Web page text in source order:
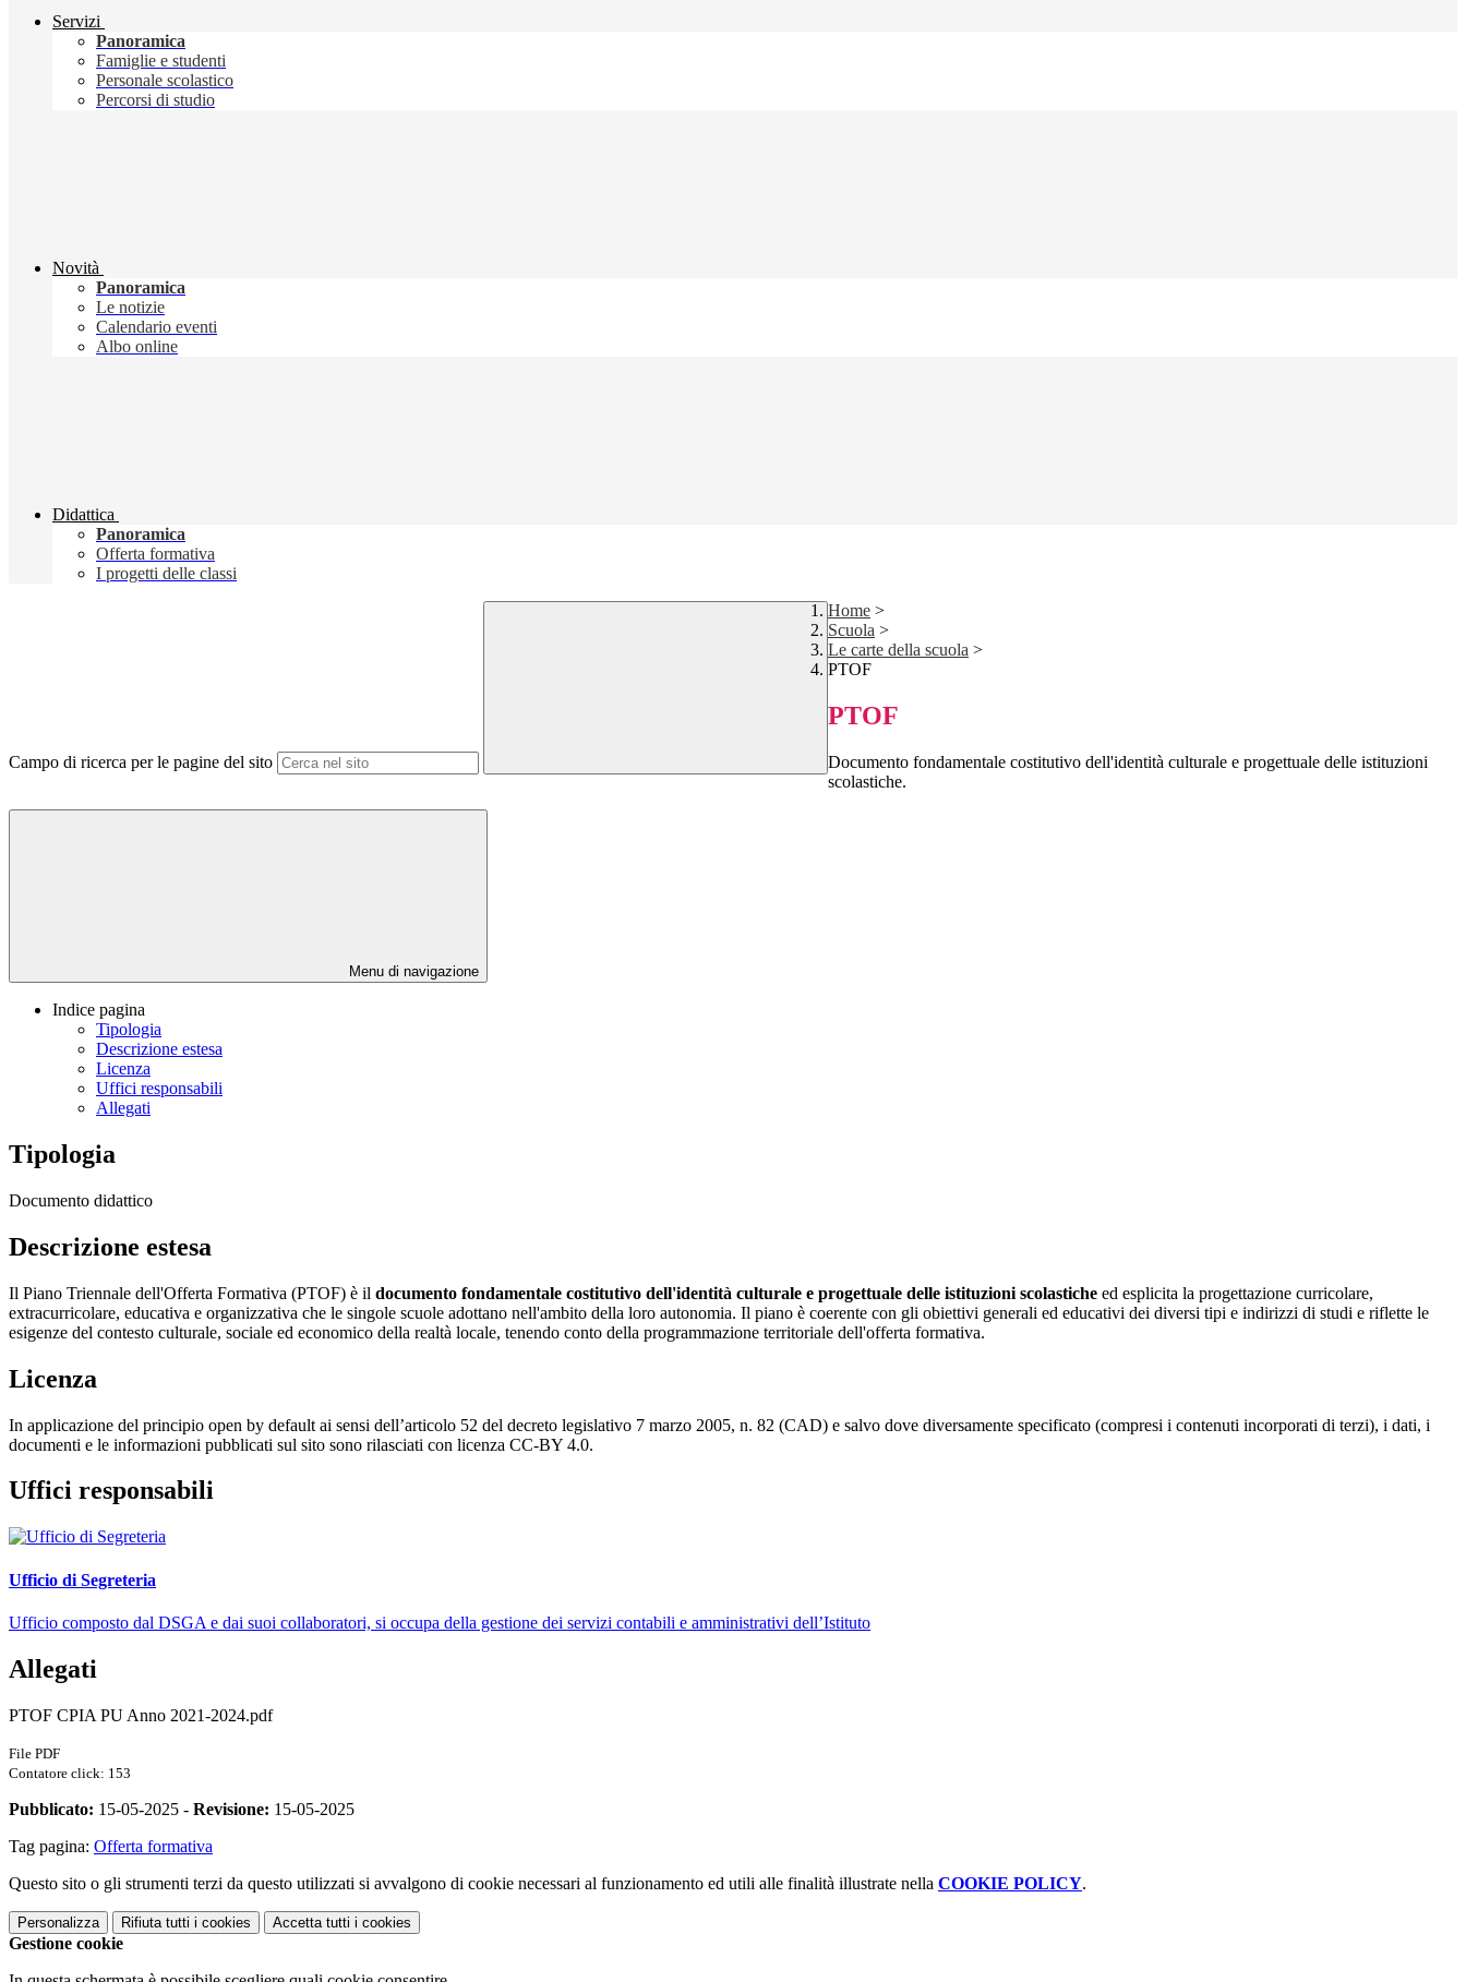
Servizi
Panoramica
Famiglie e studenti
Personale scolastico
Percorsi di studio
Novità
Panoramica
Le notizie
Calendario eventi
Albo online
Didattica
Panoramica
Offerta formativa
I progetti delle classi
Campo di ricerca per le pagine del sito
Home >
Scuola >
Le carte della scuola >
PTOF
PTOF
Documento fondamentale costitutivo dell'identità culturale e progettuale delle istituzioni
scolastiche.
Menu di navigazione
Indice pagina
Tipologia
Descrizione estesa
Licenza
Uffici responsabili
Allegati
Tipologia
Documento didattico
Descrizione estesa
Il Piano Triennale dell'Offerta Formativa (PTOF) è il documento fondamentale costitutivo dell'identità culturale e progettuale delle istituzioni scolastiche ed esplicita la progettazione curricolare,
extracurricolare, educativa e organizzativa che le singole scuole adottano nell'ambito della loro autonomia. Il piano è coerente con gli obiettivi generali ed educativi dei diversi tipi e indirizzi di studi e riflette le
esigenze del contesto culturale, sociale ed economico della realtà locale, tenendo conto della programmazione territoriale dell'offerta formativa.
Licenza
In applicazione del principio open by default ai sensi dell’articolo 52 del decreto legislativo 7 marzo 2005, n. 82 (CAD) e salvo dove diversamente specificato (compresi i contenuti incorporati di terzi), i dati, i
documenti e le informazioni pubblicati sul sito sono rilasciati con licenza CC-BY 4.0.
Uffici responsabili
Ufficio di Segreteria
Ufficio composto dal DSGA e dai suoi collaboratori, si occupa della gestione dei servizi contabili e amministrativi dell’Istituto
Allegati
PTOF CPIA PU Anno 2021-2024.pdf
File PDF
Contatore click: 153
Pubblicato: 15-05-2025 - Revisione: 15-05-2025
Tag pagina: Offerta formativa
Questo sito o gli strumenti terzi da questo utilizzati si avvalgono di cookie necessari al funzionamento ed utili alle finalità illustrate nella COOKIE POLICY.
Personalizza Rifiuta tutti i cookies Accetta tutti i cookies
Gestione cookie